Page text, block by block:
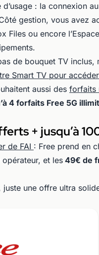
: la connexion
gestion, vous avez
Files ou encore
de bouquet TV
Smart TV pour
aussi des forfaits
4 forfaits Free 5G
+ jusqu’à
de FAI : Free prend en
et les 49€ de
une offre ultra